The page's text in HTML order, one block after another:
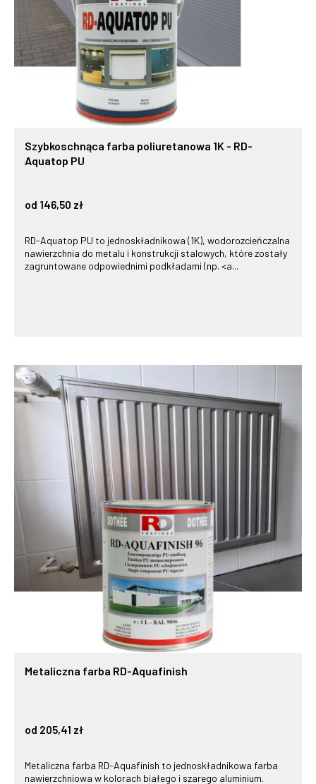
Szybkoschnąca farba poliuretanowa 1K - RD-
Aquatop PU
od 146,50 zł
RD-Aquatop PU to jednoskładnikowa (1K), wodorozcieńczalna
nawierzchnia do metalu i konstrukcji stalowych, które zostały
zagruntowane odpowiednimi podkładami (np. <a...
Metaliczna farba RD-Aquafinish
od 205,41 zł
Metaliczna farba RD-Aquafinish to jednoskładnikowa farba
nawierzchniowa w kolorach białego i szarego aluminium.